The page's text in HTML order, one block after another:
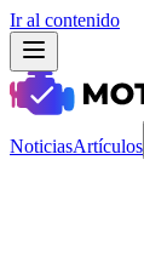
Ir al contenido
NoticiasArtículos